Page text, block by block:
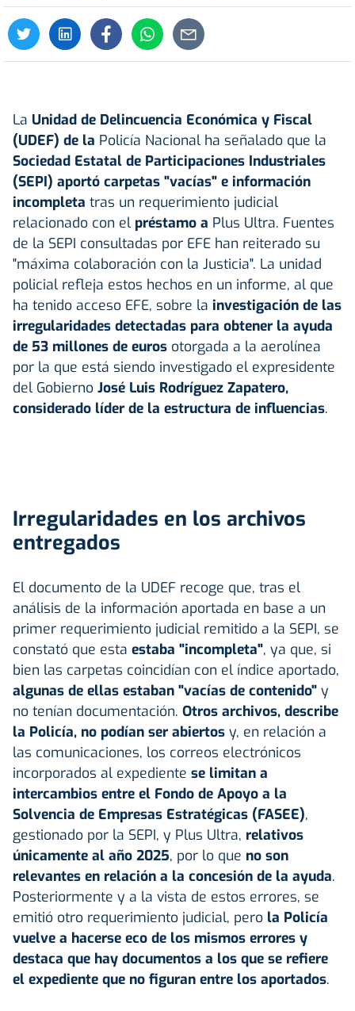
La Unidad de Delincuencia Económica y Fiscal
(UDEF) de la Policía Nacional ha señalado que la
Sociedad Estatal de Participaciones Industriales
(SEPI) aportó carpetas "vacías" e información
incompleta tras un requerimiento judicial
relacionado con el préstamo a Plus Ultra. Fuentes
de la SEPI consultadas por EFE han reiterado su
"máxima colaboración con la Justicia". La unidad
policial refleja estos hechos en un informe, al que
ha tenido acceso EFE, sobre la investigación de las
irregularidades detectadas para obtener la ayuda
de 53 millones de euros otorgada a la aerolínea
por la que está siendo investigado el expresidente
del Gobierno José Luis Rodríguez Zapatero,
considerado líder de la estructura de influencias.
Irregularidades en los archivos
entregados
El documento de la UDEF recoge que, tras el
análisis de la información aportada en base a un
primer requerimiento judicial remitido a la SEPI, se
constató que esta estaba "incompleta", ya que, si
bien las carpetas coincidían con el índice aportado,
algunas de ellas estaban "vacías de contenido" y
no tenían documentación. Otros archivos, describe
la Policía, no podían ser abiertos y, en relación a
las comunicaciones, los correos electrónicos
incorporados al expediente se limitan a
intercambios entre el Fondo de Apoyo a la
Solvencia de Empresas Estratégicas (FASEE),
gestionado por la SEPI, y Plus Ultra, relativos
únicamente al año 2025, por lo que no son
relevantes en relación a la concesión de la ayuda.
Posteriormente y a la vista de estos errores, se
emitió otro requerimiento judicial, pero la Policía
vuelve a hacerse eco de los mismos errores y
destaca que hay documentos a los que se refiere
el expediente que no figuran entre los aportados.